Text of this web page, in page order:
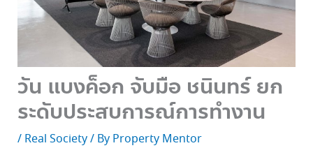
วัน แบงค็อก จับมือ ชนินทร์ ยก
ระดับประสบการณ์การทำงาน
/ Real Society/ By Property Mentor